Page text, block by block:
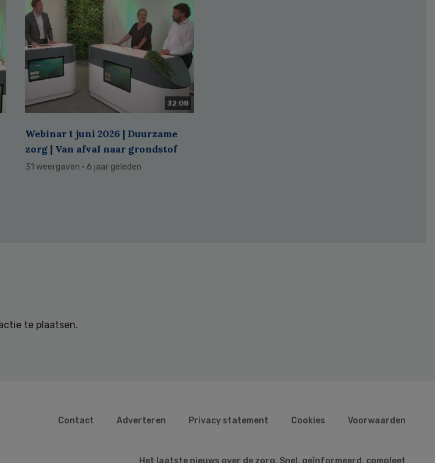
32:08
Webinar 1 juni 2026 | Duurzame
zorg | Van afval naar grondstof
31 weergaven · 6 jaar geleden
te plaatsen.
Contact Adverteren Privacy statement Cookies Voorwaarden